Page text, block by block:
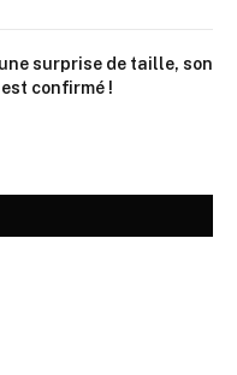
surprise de taille, son
confirmé !